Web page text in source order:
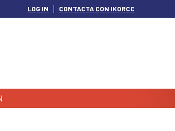
LOG IN CONTACTA CON IKORCC